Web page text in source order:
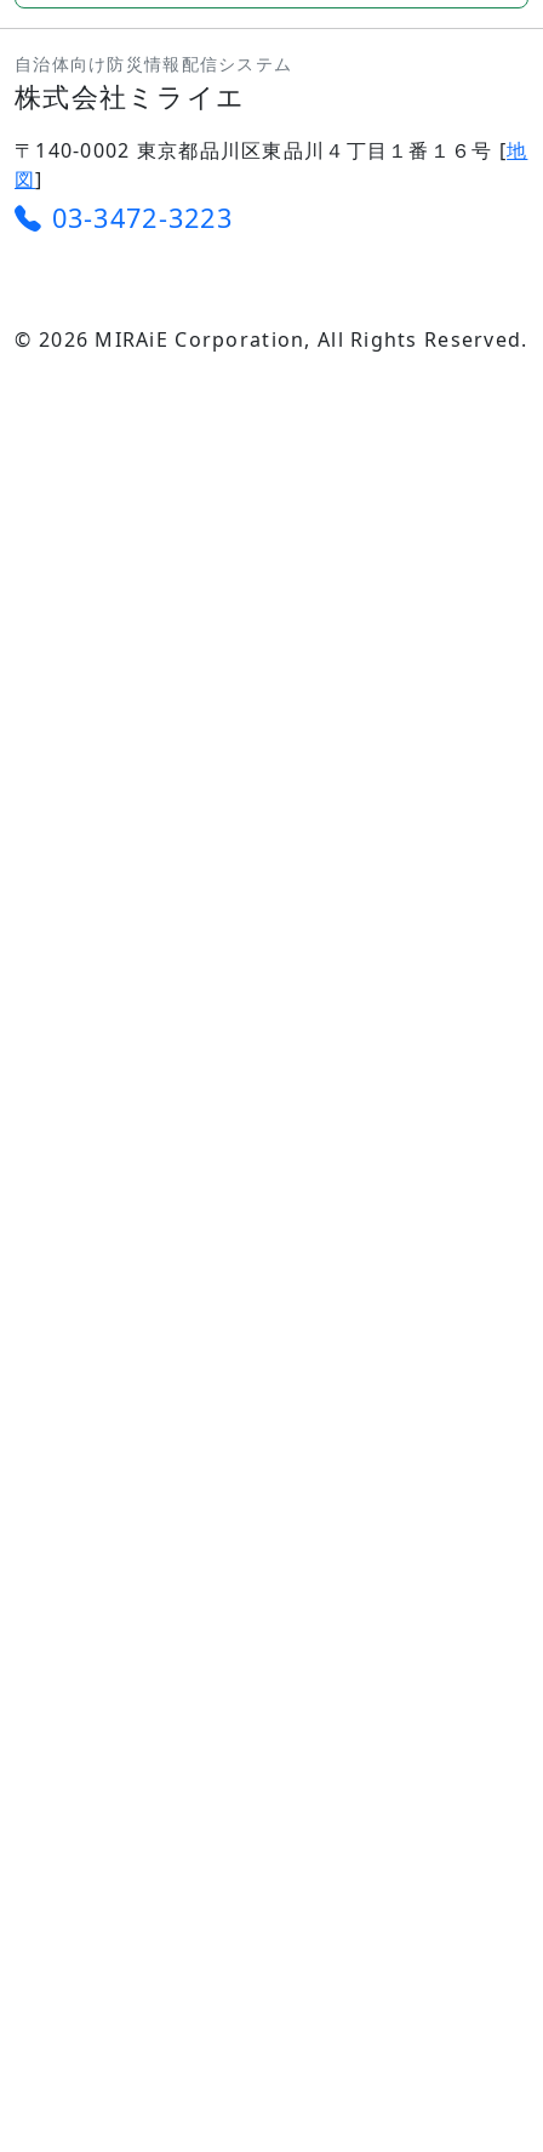
自治体向け防災情報配信システム
株式会社ミライエ
〒140-0002 東京都品川区東品川４丁目１番１６号 [地
図]
03-3472-3223
© 2026 MIRAiE Corporation, All Rights Reserved.